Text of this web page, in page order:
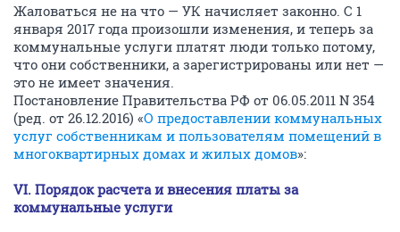
Жаловаться не на что — УК начисляет законно. С 1
января 2017 года произошли изменения, и теперь за
коммунальные услуги платят люди только потому,
что они собственники, а зарегистрированы или нет —
это не имеет значения.
Постановление Правительства РФ от 06.05.2011 N 354
(ред. от 26.12.2016) «О предоставлении коммунальных
услуг собственникам и пользователям помещений в
многоквартирных домах и жилых домов»:
VI. Порядок расчета и внесения платы за
коммунальные услуги